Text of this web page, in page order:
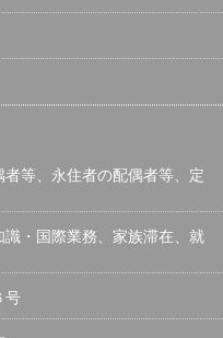
等、永住者の配偶者等、定
・国際業務、家族滞在、就
号